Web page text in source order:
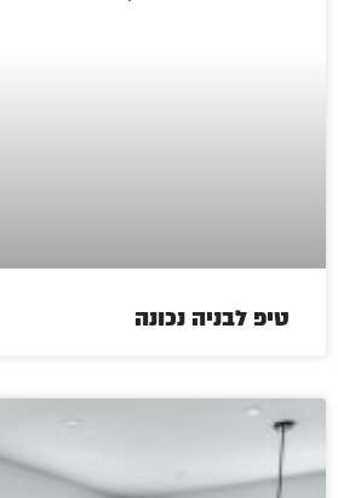
טיפ לבניה נכונה